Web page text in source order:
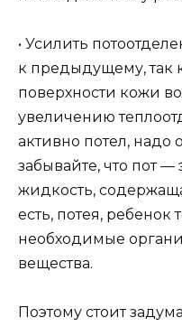
• Усилить
к предыдущему, так
поверхности кожи
увеличению
активно потел, надо
забывайте, что пот —
жидкость,
есть, потея, ребенок
необходимые
вещества.
Поэтому стоит